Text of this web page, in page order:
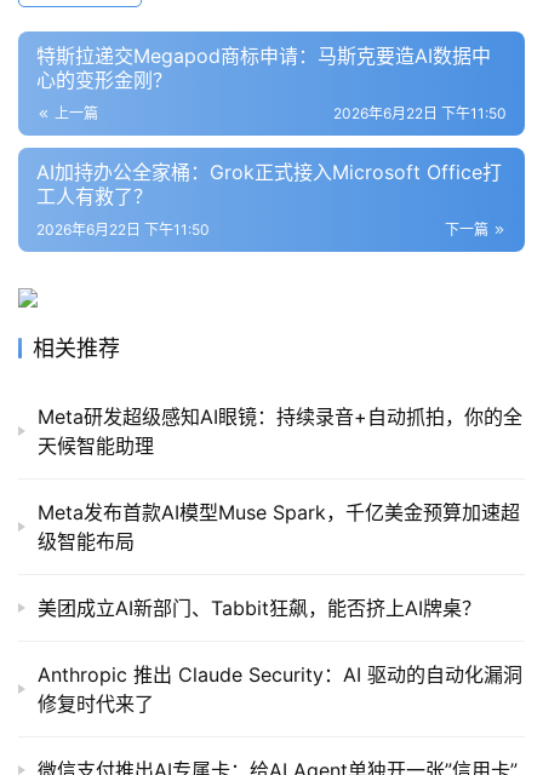
特斯拉递交Megapod商标申请：马斯克要造AI数据中
心的变形金刚？
上一篇 2026年6月22日 下午11:50
AI加持办公全家桶：Grok正式接入Microsoft Office打
工人有救了？
下一篇
2026年6月22日 下午11:50
相关推荐
Meta研发超级感知AI眼镜：持续录音+自动抓拍，你的全
天候智能助理
Meta发布首款AI模型Muse Spark，千亿美金预算加速超
级智能布局
美团成立AI新部门、Tabbit狂飙，能否挤上AI牌桌？
Anthropic 推出 Claude Security：AI 驱动的自动化漏洞
修复时代来了